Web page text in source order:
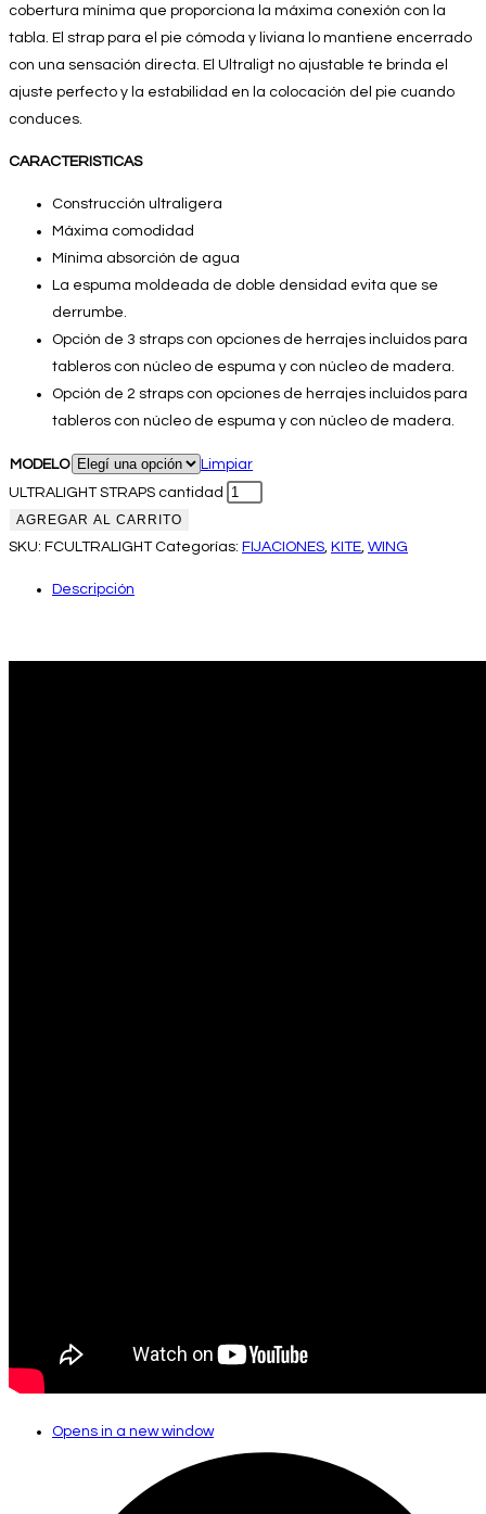
cobertura mínima que proporciona la máxima conexión con la
tabla. El strap para el pie cómoda y liviana lo mantiene encerrado
con una sensación directa. El Ultraligt no ajustable te brinda el
ajuste perfecto y la estabilidad en la colocación del pie cuando
conduces.
CARACTERISTICAS
Construcción ultraligera
Máxima comodidad
Mínima absorción de agua
La espuma moldeada de doble densidad evita que se
derrumbe.
Opción de 3 straps con opciones de herrajes incluidos para
tableros con núcleo de espuma y con núcleo de madera.
Opción de 2 straps con opciones de herrajes incluidos para
tableros con núcleo de espuma y con núcleo de madera.
MODELO
Limpiar
ULTRALIGHT STRAPS cantidad
AGREGAR AL CARRITO
SKU: FCULTRALIGHT Categorías: FIJACIONES, KITE, WING
Descripción
Opens in a new window